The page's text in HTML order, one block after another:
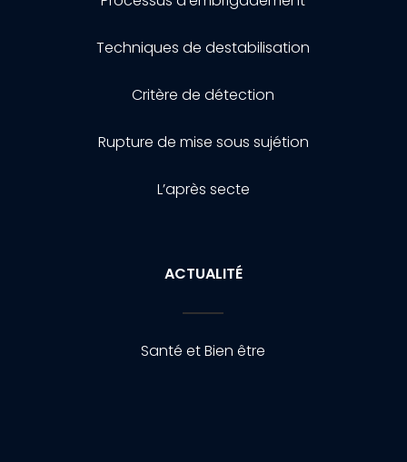
Techniques de destabilisation
Critère de détection
Rupture de mise sous sujétion
L’après secte
ACTUALITÉ
Santé et Bien être